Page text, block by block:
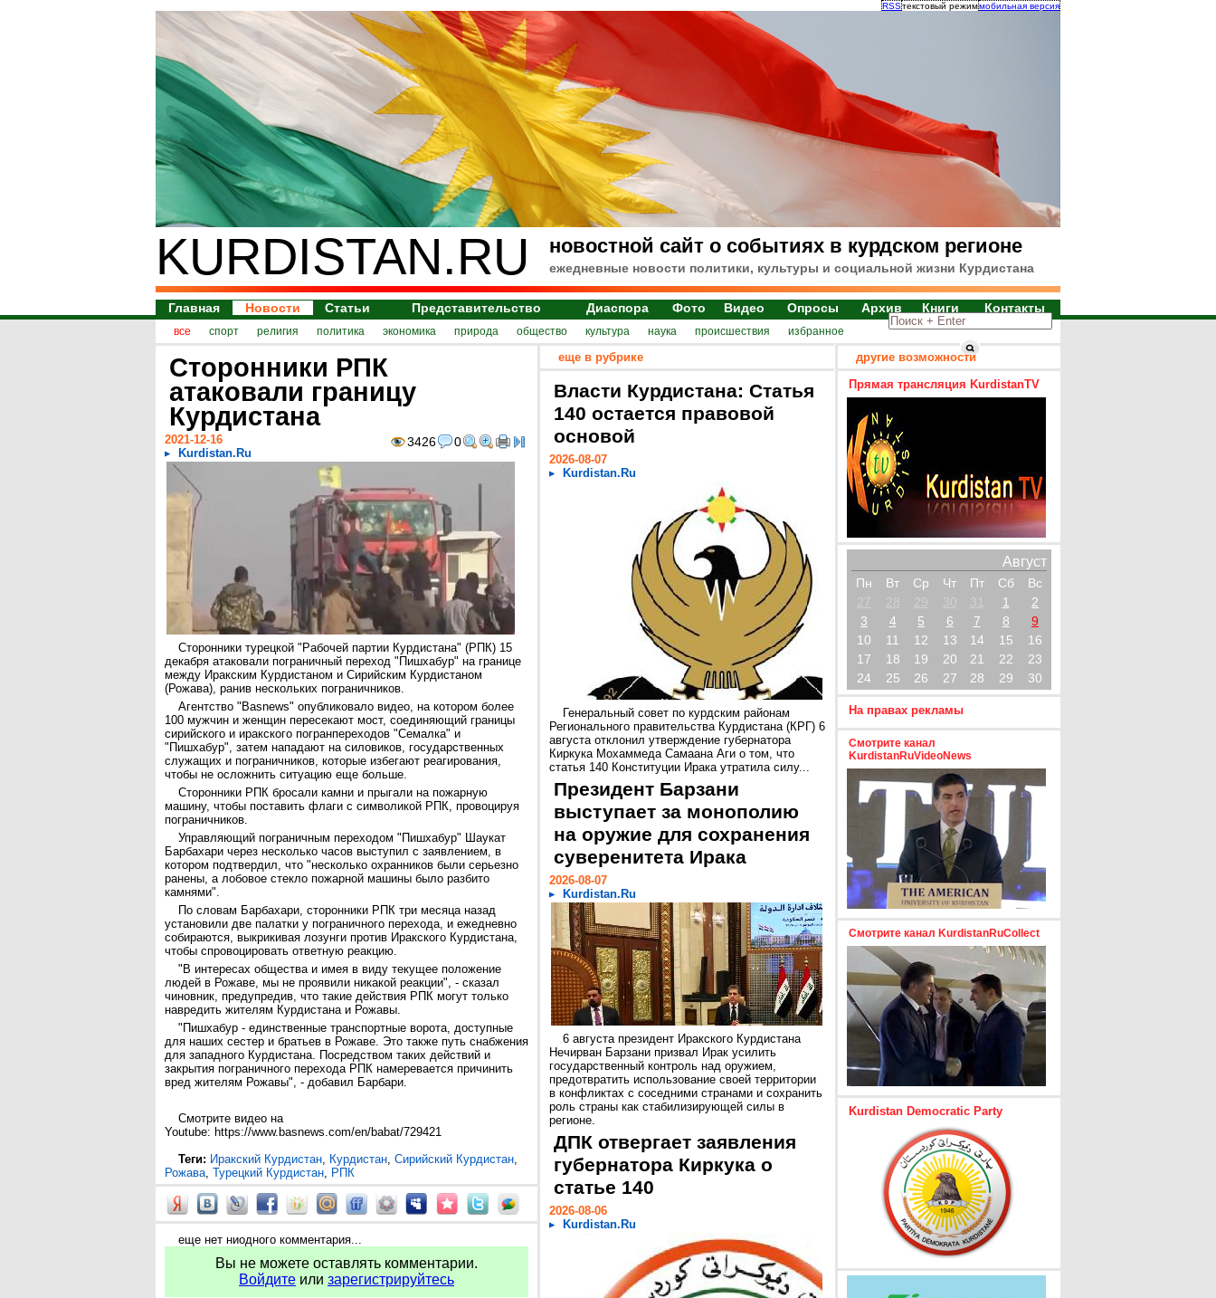
RSSтекстовый режиммобильная версия
KURDISTAN.RU новостной сайт о событиях в курдском регионе
ежедневные новости политики, культуры и социальной жизни Курдистана
Главная Новости Статьи Представительство Диаспора Фото Видео Опросы Архив Книги Контакты
все спорт религия политика экономика природа общество культура наука происшествия избранное
Сторонники РПК
атаковали границу
Курдистана
3426 0
2021-12-16
Kurdistan.Ru
Сторонники турецкой "Рабочей партии Курдистана" (РПК) 15
декабря атаковали пограничный переход "Пишхабур" на границе
между Иракским Курдистаном и Сирийским Курдистаном
(Рожава), ранив нескольких пограничников.
Агентство "Basnews" опубликовало видео, на котором более
100 мужчин и женщин пересекают мост, соединяющий границы
сирийского и иракского погранпереходов "Семалка" и
"Пишхабур", затем нападают на силовиков, государственных
служащих и пограничников, которые избегают реагирования,
чтобы не осложнить ситуацию еще больше.
Сторонники РПК бросали камни и прыгали на пожарную
машину, чтобы поставить флаги с символикой РПК, провоцируя
пограничников.
Управляющий пограничным переходом "Пишхабур" Шаукат
Барбахари через несколько часов выступил с заявлением, в
котором подтвердил, что "несколько охранников были серьезно
ранены, а лобовое стекло пожарной машины было разбито
камнями".
По словам Барбахари, сторонники РПК три месяца назад
установили две палатки у пограничного перехода, и ежедневно
собираются, выкрикивая лозунги против Иракского Курдистана,
чтобы спровоцировать ответную реакцию.
"В интересах общества и имея в виду текущее положение
людей в Рожаве, мы не проявили никакой реакции", - сказал
чиновник, предупредив, что такие действия РПК могут только
навредить жителям Курдистана и Рожавы.
"Пишхабур - единственные транспортные ворота, доступные
для наших сестер и братьев в Рожаве. Это также путь снабжения
для западного Курдистана. Посредством таких действий и
закрытия пограничного перехода РПК намеревается причинить
вред жителям Рожавы", - добавил Барбари.
Смотрите видео на
Youtube: https://www.basnews.com/en/babat/729421
Теги: Иракский Курдистан, Курдистан, Сирийский Курдистан,
Рожава, Турецкий Курдистан, РПК
еще нет ниодного комментария...
Вы не можете оставлять комментарии.
Войдите или зарегистрируйтесь
еще в рубрике
Власти Курдистана: Статья
140 остается правовой
основой
2026-08-07
Kurdistan.Ru
Генеральный совет по курдским районам
Регионального правительства Курдистана (КРГ) 6
августа отклонил утверждение губернатора
Киркука Мохаммеда Самаана Аги о том, что
статья 140 Конституции Ирака утратила силу...
Президент Барзани
выступает за монополию
на оружие для сохранения
суверенитета Ирака
2026-08-07
Kurdistan.Ru
6 августа президент Иракского Курдистана
Нечирван Барзани призвал Ирак усилить
государственный контроль над оружием,
предотвратить использование своей территории
в конфликтах с соседними странами и сохранить
роль страны как стабилизирующей силы в
регионе.
ДПК отвергает заявления
губернатора Киркука о
статье 140
2026-08-06
Kurdistan.Ru
другие возможности
Прямая трансляция KurdistanTV
Август
Пн Вт Ср Чт Пт Сб
Вс
27
28 29 30 31 1
2
3
4 5 6 7 8
9
10
11 12 13 14 15
16
17
18 19 20 21 22
23
24
25 26 27 28 29 30
На правах рекламы
Смотрите канал
KurdistanRuVideoNews
Смотрите канал KurdistanRuCollect
Kurdistan Democratic Party